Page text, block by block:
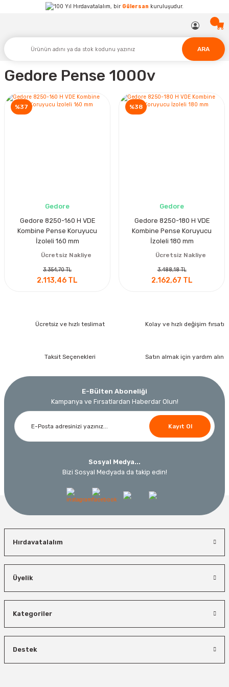
Hırdavatalalım, bir Gülersan kuruluşudur.
ARA
Gedore Pense 1000v
%37
Gedore
Gedore 8250-160 H VDE
Kombine Pense Koruyucu
İzoleli 160 mm
Ücretsiz Nakliye
3.354,70 TL
2.113,46 TL
%38
Gedore
Gedore 8250-180 H VDE
Kombine Pense Koruyucu
İzoleli 180 mm
Ücretsiz Nakliye
3.488,18 TL
2.162,67 TL
Ücretsiz ve hızlı teslimat Kolay ve hızlı değişim fırsatı
Taksit Seçenekleri Satın almak için yardım alın
E-Bülten Aboneliği
Kampanya ve Fırsatlardan Haberdar Olun!
Kayıt Ol
Sosyal Medya...
Bizi Sosyal Medyada da takip edin!
Hırdavatalalım
Üyelik
Kategoriler
Destek